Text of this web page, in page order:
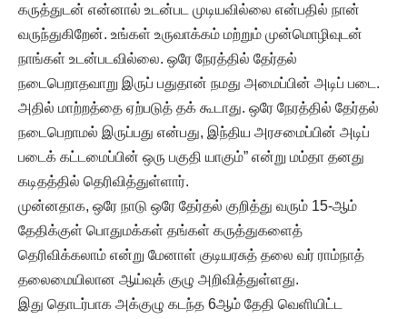
கருத்துடன் என்னால் உடன்பட முடியவில்லை என்பதில் நான்
வருந்துகிறேன். உங்கள் உருவாக்கம் மற்றும் முன்மொழிவுடன்
நாங்கள் உடன்படவில்லை. ஒரே நேரத்தில் தேர்தல்
நடைபெறாதவாறு இருப் பதுதான் நமது அமைப்பின் அடிப் படை.
அதில் மாற்றத்தை ஏற்படுத் தக் கூடாது. ஒரே நேரத்தில் தேர்தல்
நடைபெறாமல் இருப்பது என்பது, இந்திய அரசமைப்பின் அடிப்
படைக் கட்டமைப்பின் ஒரு பகுதி யாகும்” என்று மம்தா தனது
கடிதத்தில் தெரிவித்துள்ளார்.
முன்னதாக, ஒரே நாடு ஒரே தேர்தல் குறித்து வரும் 15-ஆம்
தேதிக்குள் பொதுமக்கள் தங்கள் கருத்துகளைத்
தெரிவிக்கலாம் என்று மேனாள் குடியரசுத் தலை வர் ராம்நாத்
தலைமையிலான ஆய்வுக் குழு அறிவித்துள்ளது.
இது தொடர்பாக அக்குழு கடந்த 6ஆம் தேதி வெளியிட்ட